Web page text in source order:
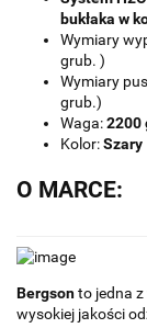
bukłaka w
Wymiary
grub. )
Wymiary
grub.)
Waga:2200
Kolor:Szary
O MARCE:
Bergsonto jedna
wysokiej jakości